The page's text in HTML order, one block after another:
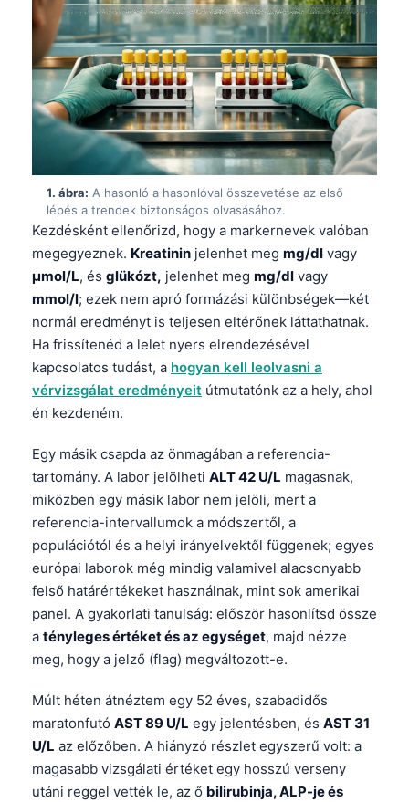
1. ábra: A hasonló a hasonlóval összevetése az első
lépés a trendek biztonságos olvasásához.
Kezdésként ellenőrizd, hogy a markernevek valóban
megegyeznek. Kreatinin jelenhet meg mg/dl vagy
µmol/L, és glükózt, jelenhet meg mg/dl vagy
mmol/l; ezek nem apró formázási különbségek—két
normál eredményt is teljesen eltérőnek láttathatnak.
Ha frissítenéd a lelet nyers elrendezésével
kapcsolatos tudást, a hogyan kell leolvasni a
vérvizsgálat eredményeit útmutatónk az a hely, ahol
én kezdeném.
Egy másik csapda az önmagában a referencia-
tartomány. A labor jelölheti ALT 42 U/L magasnak,
miközben egy másik labor nem jelöli, mert a
referencia-intervallumok a módszertől, a
populációtól és a helyi irányelvektől függenek; egyes
európai laborok még mindig valamivel alacsonyabb
felső határértékeket használnak, mint sok amerikai
panel. A gyakorlati tanulság: először hasonlítsd össze
a tényleges értéket és az egységet, majd nézze
meg, hogy a jelző (flag) megváltozott-e.
Múlt héten átnéztem egy 52 éves, szabadidős
maratonfutó AST 89 U/L egy jelentésben, és AST 31
U/L az előzőben. A hiányzó részlet egyszerű volt: a
magasabb vizsgálati értéket egy hosszú verseny
utáni reggel vették le, az ő bilirubinja, ALP-je és